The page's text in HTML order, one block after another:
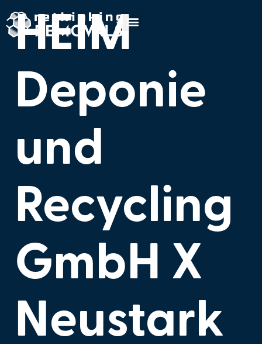
HEIM
Deponie
und
Recycling
GmbH X
Neustark